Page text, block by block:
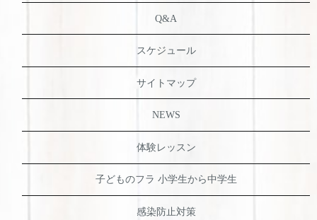
Q&A
スケジュール
サイトマップ
NEWS
体験レッスン
子どものフラ 小学生から中学生
感染防止対策